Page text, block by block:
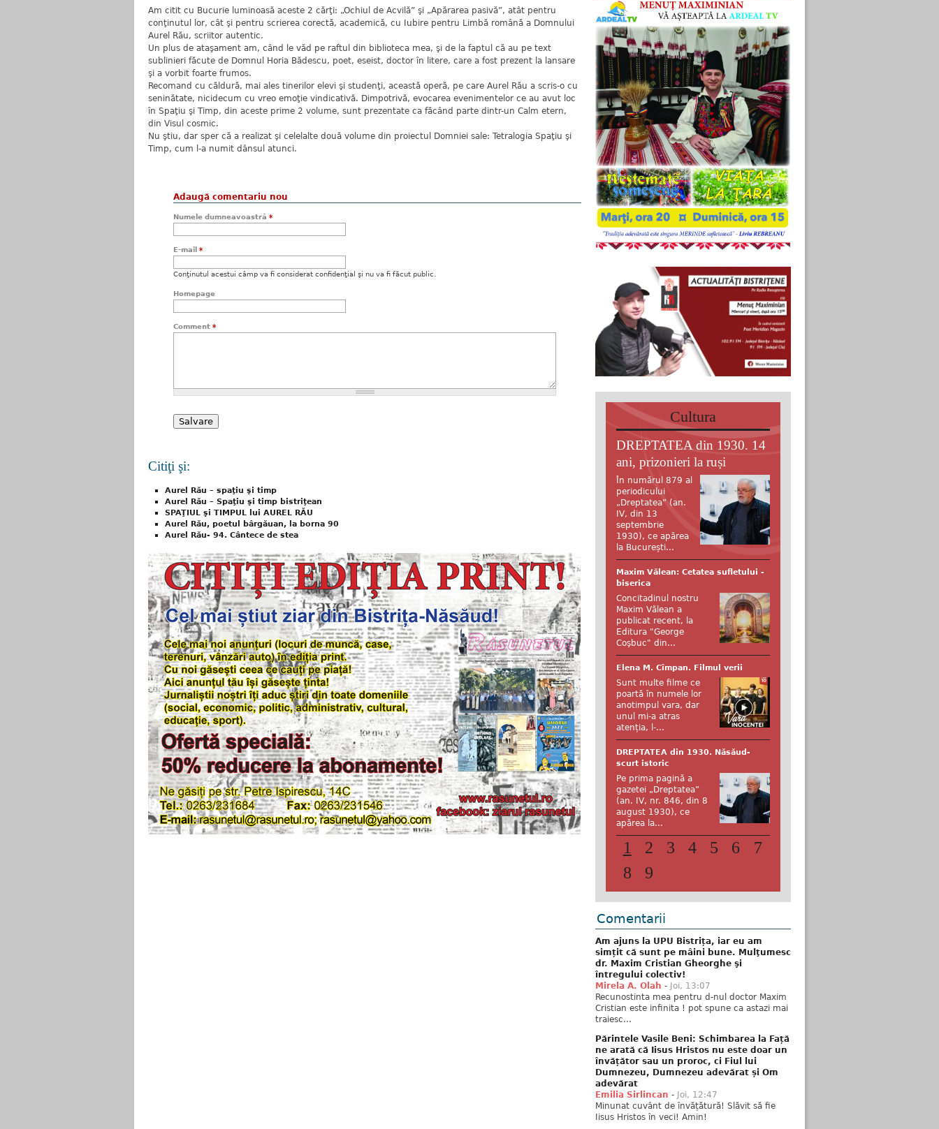
Am citit cu Bucurie luminoasă aceste 2 cărţi: „Ochiul de Acvilă” şi „Apărarea pasivă”, atât pentru
conţinutul lor, cât şi pentru scrierea corectă, academică, cu Iubire pentru Limbă română a Domnului
Aurel Rău, scriitor autentic.
Un plus de ataşament am, când le văd pe raftul din biblioteca mea, şi de la faptul că au pe text
sublinieri făcute de Domnul Horia Bădescu, poet, eseist, doctor în litere, care a fost prezent la lansare
şi a vorbit foarte frumos.
Recomand cu căldură, mai ales tinerilor elevi şi studenţi, această operă, pe care Aurel Rău a scris-o cu
seninătate, nicidecum cu vreo emoţie vindicativă. Dimpotrivă, evocarea evenimentelor ce au avut loc
în Spaţiu şi Timp, din aceste prime 2 volume, sunt prezentate ca făcând parte dintr-un Calm etern,
din Visul cosmic.
Nu ştiu, dar sper că a realizat şi celelalte două volume din proiectul Domniei sale: Tetralogia Spaţiu şi
Timp, cum l-a numit dânsul atunci.
Adaugă comentariu nou
Numele dumneavoastră *
E-mail *
Conţinutul acestui câmp va fi considerat confidenţial şi nu va fi făcut public.
Homepage
Comment *
Citiţi şi:
Aurel Rău – spaţiu şi timp
Aurel Rău – Spaţiu şi timp bistriţean
SPAŢIUL şi TIMPUL lui AUREL RĂU
Aurel Rău, poetul bârgăuan, la borna 90
Aurel Rău- 94. Cântece de stea
Cultura
DREPTATEA din 1930. 14
ani, prizonieri la ruși
În numărul 879 al
periodicului
„Dreptatea” (an.
IV, din 13
septembrie
1930), ce apărea
la București...
Maxim Vălean: Cetatea sufletului -
biserica
Concitadinul nostru
Maxim Vălean a
publicat recent, la
Editura "George
Coşbuc" din...
Elena M. Cîmpan. Filmul verii
Sunt multe filme ce
poartă în numele lor
anotimpul vara, dar
unul mi-a atras
atenția, l-...
DREPTATEA din 1930. Năsăud-
scurt istoric
Pe prima pagină a
gazetei „Dreptatea”
(an. IV, nr. 846, din 8
august 1930), ce
apărea la...
1 2 3 4 5 6
7
8
9
Comentarii
Am ajuns la UPU Bistrița, iar eu am
simțit că sunt pe mâini bune. Mulţumesc
dr. Maxim Cristian Gheorghe şi
întregului colectiv!
Mirela A. Olah - Joi, 13:07
Recunostinta mea pentru d-nul doctor Maxim
Cristian este infinita ! pot spune ca astazi mai
traiesc...
Părintele Vasile Beni: Schimbarea la Față
ne arată că Iisus Hristos nu este doar un
învățător sau un proroc, ci Fiul lui
Dumnezeu, Dumnezeu adevărat și Om
adevărat
Emilia Sirlincan - Joi, 12:47
Minunat cuvânt de învățătură! Slăvit să fie
Iisus Hristos în veci! Amin!